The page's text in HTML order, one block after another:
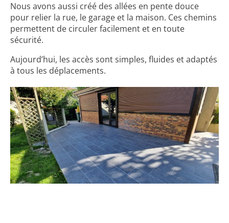
Nous avons aussi créé des allées en pente douce
pour relier la rue, le garage et la maison. Ces chemins
permettent de circuler facilement et en toute
sécurité.
Aujourd’hui, les accès sont simples, fluides et adaptés
à tous les déplacements.